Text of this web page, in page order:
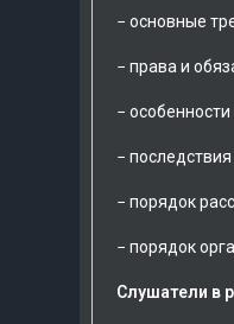
− основные
− права и
−
−
− порядок
− порядок
Слушатели в